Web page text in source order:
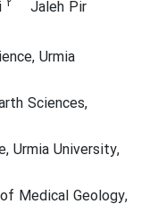
Jaleh Pir
Urmia
Sciences,
Urmia University,
Medical Geology,